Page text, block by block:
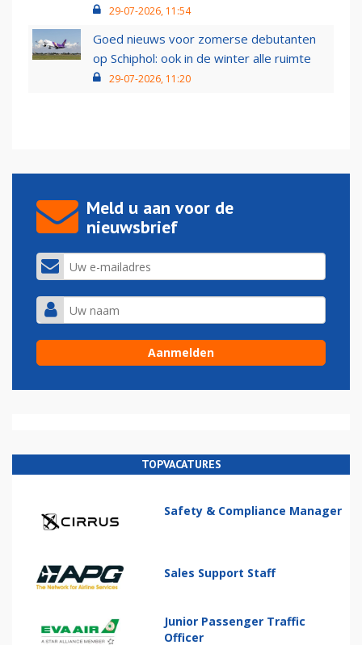
29-07-2026, 11:54
Goed nieuws voor zomerse debutanten
op Schiphol: ook in de winter alle ruimte
29-07-2026, 11:20
Meld u aan voor de
nieuwsbrief
TOPVACATURES
Safety & Compliance Manager
Sales Support Staff
Junior Passenger Traffic
Officer